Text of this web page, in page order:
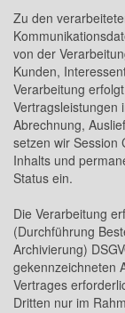
Zu den
von der
Kunden,
Verarbeitung
Vertragsleistungen
Abrechnung,
setzen wir Session
Inhalts und
Status ein.
Die Verarbeitung
(Durchführung
Archivierung)
gekennzeichneten
Vertrages
Dritten nur im